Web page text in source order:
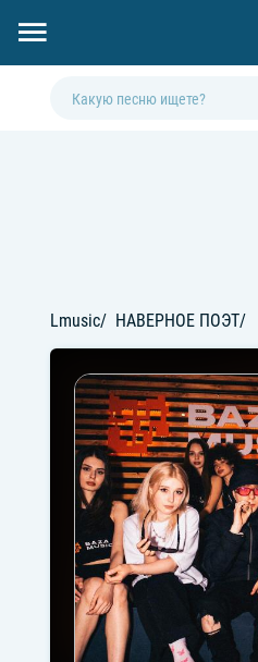
Lmusic НАВЕРНОЕ ПОЭТ